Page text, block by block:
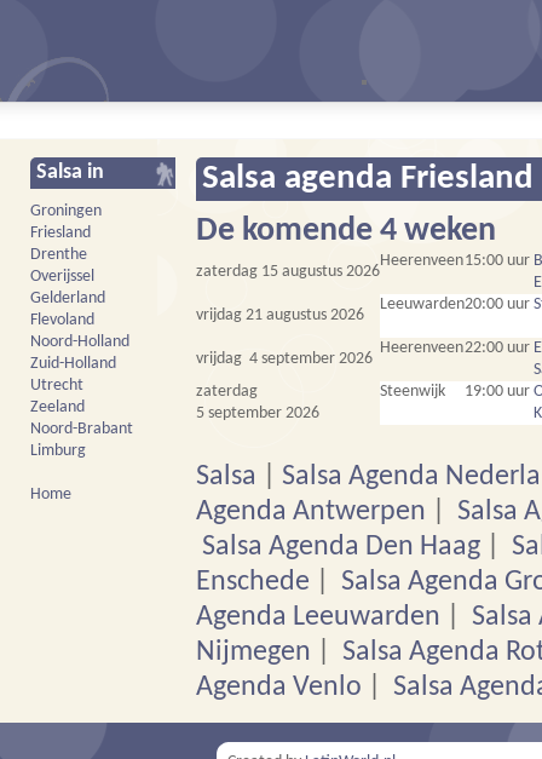
Salsa agenda Friesland
De komende 4 weken
zaterdag 15 augustus 2026
Heerenveen15:00 uur
vrijdag 21 augustus 2026
Leeuwarden20:00 uur
vrijdag 4 september 2026
Heerenveen22:00 uur
zaterdag
5 september 2026
Steenwijk 19:00 uur
Salsa
Salsa Agenda
Agenda Antwerpen
Salsa
Salsa Agenda Den Haag
Enschede
Salsa Agenda
Agenda Leeuwarden
Nijmegen
Salsa Agenda
Agenda Venlo
Salsa
Salsa in
Groningen
Friesland
Drenthe
Overijssel
Gelderland
Flevoland
Noord-Holland
Zuid-Holland
Utrecht
Zeeland
Noord-Brabant
Limburg
Home